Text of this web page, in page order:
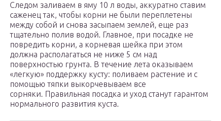
Следом заливаем в яму 10 л воды, аккуратно ставим
саженец так, чтобы корни не были переплетены
между собой и снова засыпаем землей, еще раз
тщательно полив водой. Главное, при посадке не
повредить корни, а корневая шейка при этом
должна располагаться не ниже 5 см над
поверхностью грунта. В течение лета оказываем
«легкую» поддержку кусту: поливаем растение и с
помощью тяпки выкорчевываем все
сорняки. Правильная посадка и уход станут гарантом
нормального развития куста.